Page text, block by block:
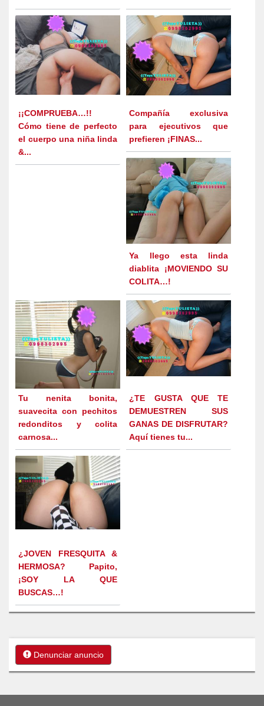
¡¡COMPRUEBA…!!
Cómo tiene de perfecto
el cuerpo una niña linda
&...
Compañía exclusiva
para ejecutivos que
prefieren ¡FINAS...
Ya llego esta linda
diablita ¡MOVIENDO SU
COLITA…!
Tu nenita bonita,
suavecita con pechitos
redonditos y colita
carnosa...
¿TE GUSTA QUE TE
DEMUESTREN SUS
GANAS DE DISFRUTAR?
Aquí tienes tu...
¿JOVEN FRESQUITA &
HERMOSA? Papito,
¡SOY LA QUE
BUSCAS…!
Denunciar anuncio